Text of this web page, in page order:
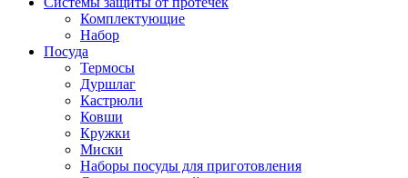
Комплектующие
Набор
Посуда
Термосы
Дуршлаг
Кастрюли
Ковши
Кружки
Миски
Наборы посуды для приготовления